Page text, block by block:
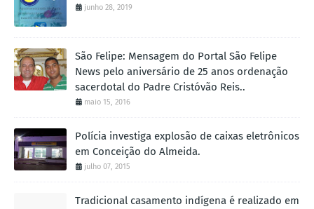
junho 28, 2019
São Felipe: Mensagem do Portal São Felipe
News pelo aniversário de 25 anos ordenação
sacerdotal do Padre Cristóvão Reis..
maio 15, 2016
Polícia investiga explosão de caixas eletrônicos
em Conceição do Almeida.
julho 07, 2015
Tradicional casamento indígena é realizado em